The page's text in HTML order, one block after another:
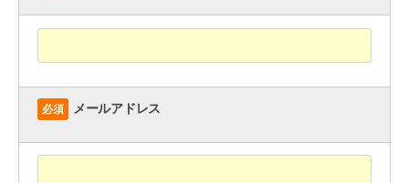
必須 メールアドレス